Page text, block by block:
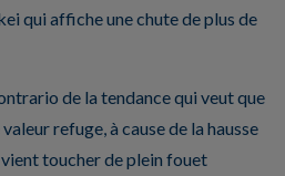
qui affiche une chute de plus de
de la tendance qui veut que
refuge, à cause de la hausse
toucher de plein fouet